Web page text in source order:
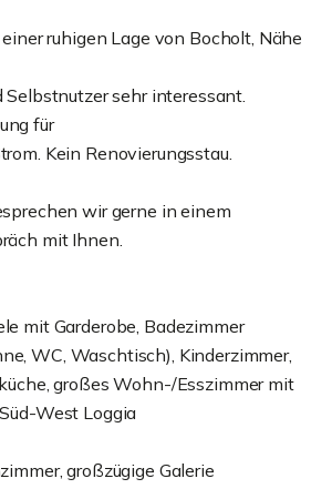
ruhigen Lage von Bocholt, Nähe
Selbstnutzer sehr interessant.
für
Kein Renovierungsstau.
wir gerne in einem
mit Ihnen.
mit Garderobe, Badezimmer
WC, Waschtisch), Kinderzimmer,
großes Wohn-/Esszimmer mit
West Loggia
großzügige Galerie